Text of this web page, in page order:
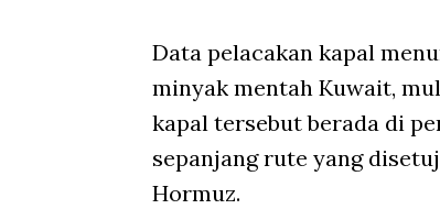
Data pelacakan kapal
minyak mentah Kuwait,
kapal tersebut berada di
sepanjang rute yang
Hormuz.